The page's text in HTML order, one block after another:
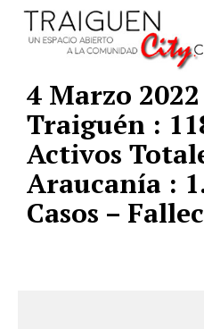
4 Marzo
Traiguén :
Activos
Araucanía :
Casos –